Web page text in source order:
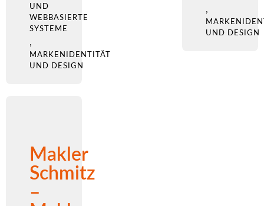
UND
WEBBASIERTE
SYSTEME
,
MARKENIDENTITÄT
UND DESIGN
,
UND DESIGN
Makler
Schmitz
–